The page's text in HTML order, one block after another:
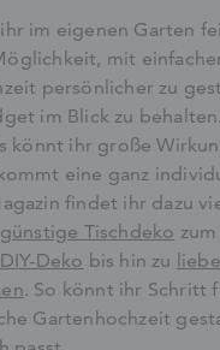
im eigenen Garten
mit
persönlicher zu
im Blick zu
könnt ihr große
eine ganz
findet ihr dazu
Tischdeko
Deko bis hin zu
. So könnt ihr Schritt
Gartenhochzeit